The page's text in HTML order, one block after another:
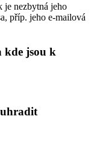
je nezbytná jeho
příp. jeho e-mailová
kde jsou k